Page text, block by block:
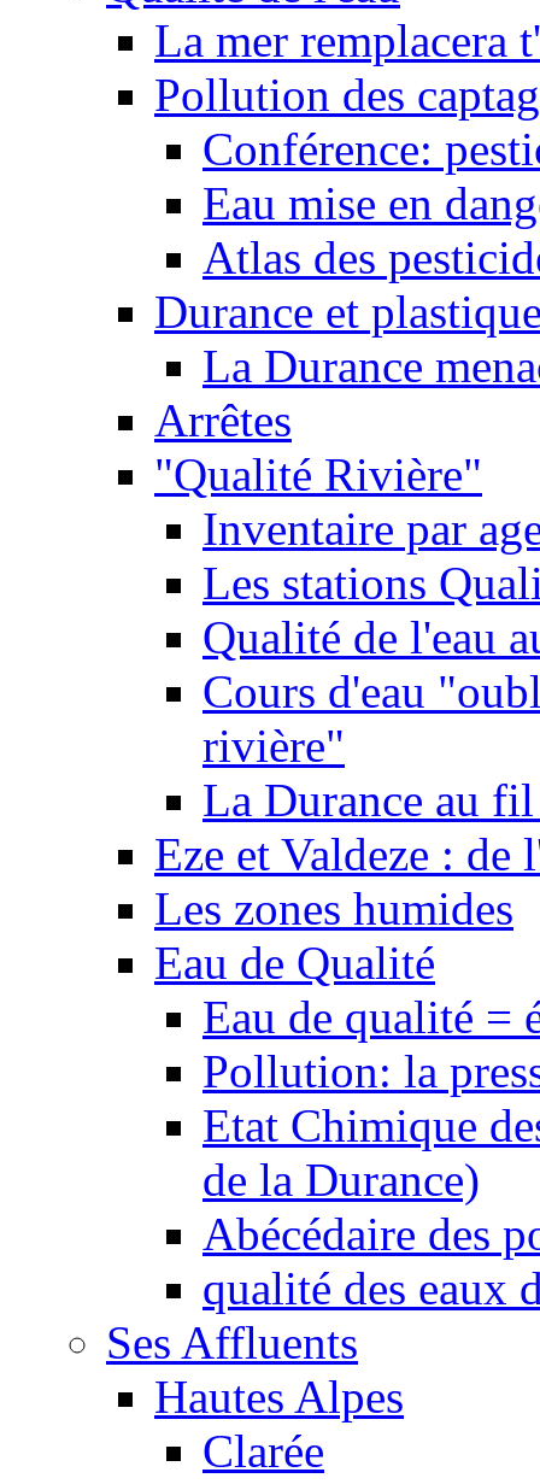
La mer remplacera
Pollution des
Conférence:
Eau mise en
Atlas des
Durance et
La Durance
Arrêtes
"Qualité Rivière"
Inventaire par
Les stations
Qualité de l'eau
Cours d'eau
rivière"
La Durance au
Eze et Valdeze : de
Les zones humides
Eau de Qualité
Eau de qualité =
Pollution: la
Etat Chimique
de la Durance)
Abécédaire des
qualité des eaux
Ses Affluents
Hautes Alpes
Clarée